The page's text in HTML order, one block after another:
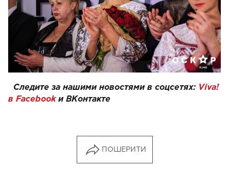
Следите за нашими новостями в соцсетях: Viva!
в Facebookи ВКонтакте
ПОШЕРИТИ